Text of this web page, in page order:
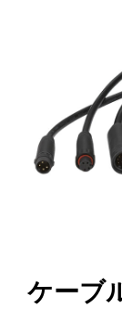
ケーブ